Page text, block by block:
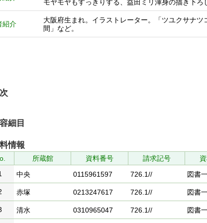
モヤモヤもすっきりする、益田ミリ渾身の描き下ろ
紹介
大阪府生まれ。イラストレーター。「ツユクサナ
間」など。
細目
情報
所蔵館 資料番号 請求記号
中央 0115961597 726.1// 図書
赤塚 0213247617 726.1// 図書
清水 0310965047 726.1// 図書